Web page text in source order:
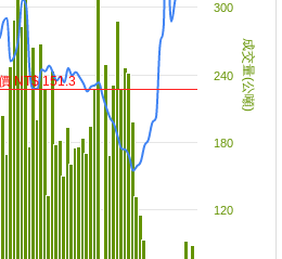
成交量(公噸)
120
180
240
300
NT$ 151.3